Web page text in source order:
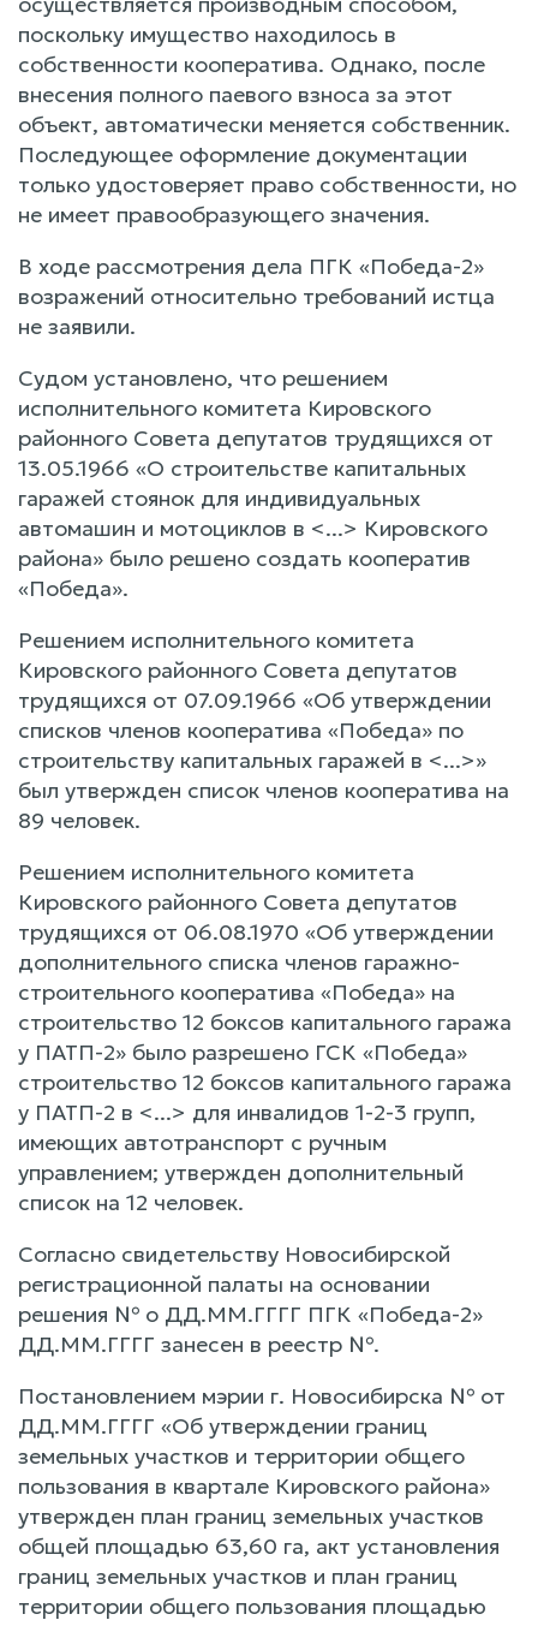
поскольку имущество находилось в
собственности кооператива. Однако, после
внесения полного паевого взноса за этот
объект, автоматически меняется собственник.
Последующее оформление документации
только удостоверяет право собственности, но
не имеет правообразующего значения.
В ходе рассмотрения дела ПГК «Победа-2»
возражений относительно требований истца
не заявили.
Судом установлено, что решением
исполнительного комитета Кировского
районного Совета депутатов трудящихся от
13.05.1966 «О строительстве капитальных
гаражей стоянок для индивидуальных
автомашин и мотоциклов в <...> Кировского
района» было решено создать кооператив
«Победа».
Решением исполнительного комитета
Кировского районного Совета депутатов
трудящихся от 07.09.1966 «Об утверждении
списков членов кооператива «Победа» по
строительству капитальных гаражей в <...>»
был утвержден список членов кооператива на
89 человек.
Решением исполнительного комитета
Кировского районного Совета депутатов
трудящихся от 06.08.1970 «Об утверждении
дополнительного списка членов гаражно-
строительного кооператива «Победа» на
строительство 12 боксов капитального гаража
у ПАТП-2» было разрешено ГСК «Победа»
строительство 12 боксов капитального гаража
у ПАТП-2 в <...> для инвалидов 1-2-3 групп,
имеющих автотранспорт с ручным
управлением; утвержден дополнительный
список на 12 человек.
Согласно свидетельству Новосибирской
регистрационной палаты на основании
решения № о ДД.ММ.ГГГГ ПГК «Победа-2»
ДД.ММ.ГГГГ занесен в реестр №.
Постановлением мэрии г. Новосибирска № от
ДД.ММ.ГГГГ «Об утверждении границ
земельных участков и территории общего
пользования в квартале Кировского района»
утвержден план границ земельных участков
общей площадью 63,60 га, акт установления
границ земельных участков и план границ
территории общего пользования площадью